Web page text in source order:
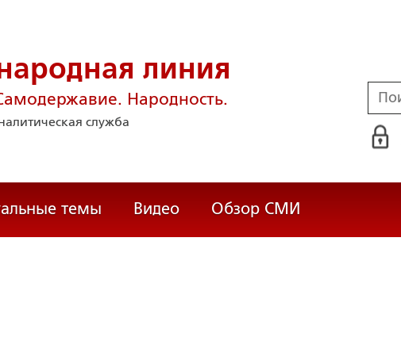
линия
Народность.
служба
темы Видео Обзор СМИ